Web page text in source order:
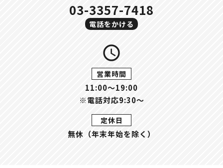
03-3357-7418
電話をかける
query_builder
営業時間
11:00〜19:00
※電話対応9:30～
定休日
無休（年末年始を除く）